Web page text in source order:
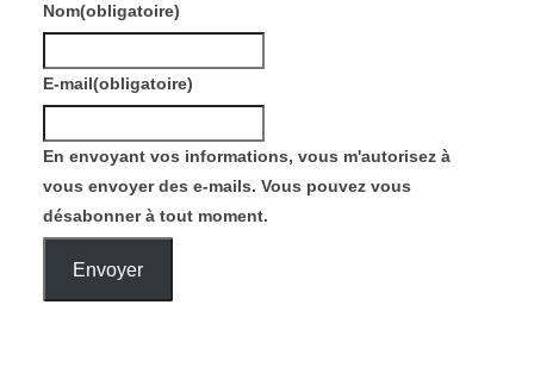
Nom(obligatoire)
E-mail(obligatoire)
En envoyant vos informations, vous m'autorisez à
vous envoyer des e-mails. Vous pouvez vous
désabonner à tout moment.
Envoyer